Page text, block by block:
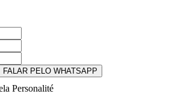
FALAR PELO WHATSAPP
Personalité